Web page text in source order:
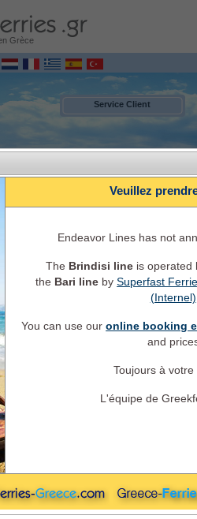
Grèce
Service Client
en Grèce avec Endeavor Lines
- Logement
Veuillez
Endeavor Lines has not
The Brindisi lineis operated
the Bari line bySuperfast
(Internel)
You can use ouronline booking
and
Toujours à votre
L'équipe de